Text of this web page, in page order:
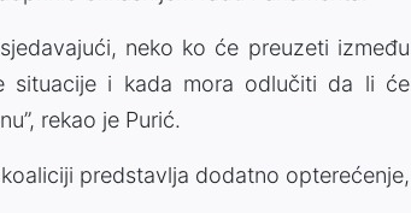
neko ko će preuzeti između
situacije i kada mora odlučiti da li će
rekao je Purić.
predstavlja dodatno opterećenje,